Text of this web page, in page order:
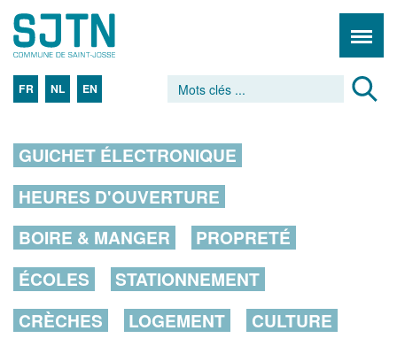
FR NL EN
GUICHET ÉLECTRONIQUE
HEURES D'OUVERTURE
BOIRE & MANGER
PROPRETÉ
ÉCOLES
STATIONNEMENT
CRÈCHES
LOGEMENT
CULTURE